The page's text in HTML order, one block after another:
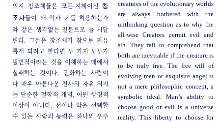
의지 창조체들은 모든-지혜이신창
조자들이 왜 악과 죄를 허용하는가
와 같은 생각없는 질문으로 늘 시달
린다. 그들은 창조체가 참으로 자유
롭게 되려고 한다면 두 가지 모두가
필연적이라는 것을 이해하는 데에서
실패하는 것이다. 진화하는 사람이
나 매우 아름다운 천사의 자유 의지
는 단순한 철학적 개념, 어떤 상징적
이상이 아니다. 선이나 악을 선택할
수 있는 사람의 능력은 하나의 우주
creatures of the evolutionary worlds
are always bothered with the
unthinking question as to why the
all-wise Creators permit evil and
sin. They fail to comprehend that
both are inevitable if the creature is
to be truly free. The free will of
evolving man or exquisite angel is
not a mere philosophic concept, a
symbolic ideal. Man’s ability to
choose good or evil is a universe
reality. This liberty to choose for